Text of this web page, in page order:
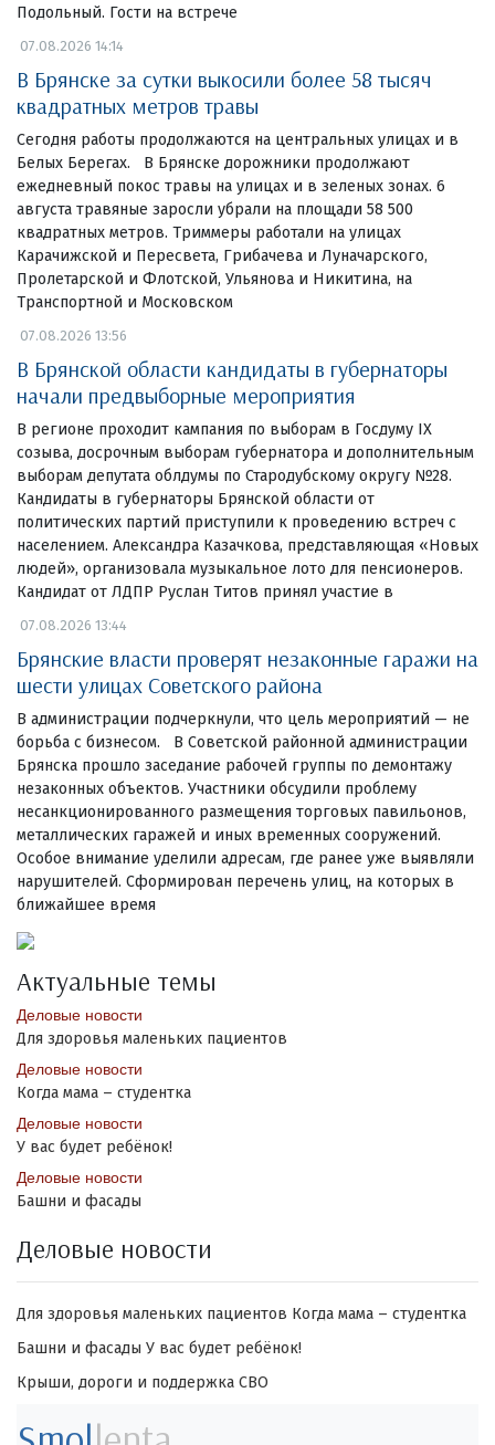
Подольный. Гости на встрече
07.08.2026 14:14
В Брянске за сутки выкосили более 58 тысяч
квадратных метров травы
Сегодня работы продолжаются на центральных улицах и в
Белых Берегах. В Брянске дорожники продолжают
ежедневный покос травы на улицах и в зеленых зонах. 6
августа травяные заросли убрали на площади 58 500
квадратных метров. Триммеры работали на улицах
Карачижской и Пересвета, Грибачева и Луначарского,
Пролетарской и Флотской, Ульянова и Никитина, на
Транспортной и Московском
07.08.2026 13:56
В Брянской области кандидаты в губернаторы
начали предвыборные мероприятия
В регионе проходит кампания по выборам в Госдуму IX
созыва, досрочным выборам губернатора и дополнительным
выборам депутата облдумы по Стародубскому округу №28.
Кандидаты в губернаторы Брянской области от
политических партий приступили к проведению встреч с
населением. Александра Казачкова, представляющая «Новых
людей», организовала музыкальное лото для пенсионеров.
Кандидат от ЛДПР Руслан Титов принял участие в
07.08.2026 13:44
Брянские власти проверят незаконные гаражи на
шести улицах Советского района
В администрации подчеркнули, что цель мероприятий — не
борьба с бизнесом. В Советской районной администрации
Брянска прошло заседание рабочей группы по демонтажу
незаконных объектов. Участники обсудили проблему
несанкционированного размещения торговых павильонов,
металлических гаражей и иных временных сооружений.
Особое внимание уделили адресам, где ранее уже выявляли
нарушителей. Сформирован перечень улиц, на которых в
ближайшее время
Актуальные темы
Деловые новости
Для здоровья маленьких пациентов
Деловые новости
Когда мама – студентка
Деловые новости
У вас будет ребёнок!
Деловые новости
Башни и фасады
Деловые новости
Для здоровья маленьких пациентов Когда мама – студентка
Башни и фасады У вас будет ребёнок!
Крыши, дороги и поддержка СВО